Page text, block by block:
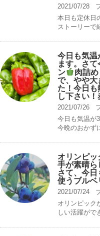
2021/07/28
本日も定休日
ストーリーで
今日も気
ます。さ
ン
肉詰
で、やや大
た！今日
し下さい！
2021/07/26
今日も気温が
今晩のおかず
オリンピッ
手が素晴ら
さて、今
使うブルベ
2021/07/24
オリンピック
しい活躍がで